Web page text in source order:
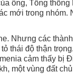
ông, Tổng thống
mới trong nhóm.
Nhưng các
thái độ thận
cảm thấy bị
một vùng đất